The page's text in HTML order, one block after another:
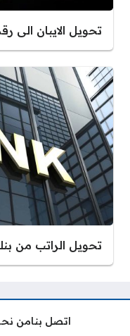
تحويل الايبان
تحويل الراتب من
اتصل بنامن